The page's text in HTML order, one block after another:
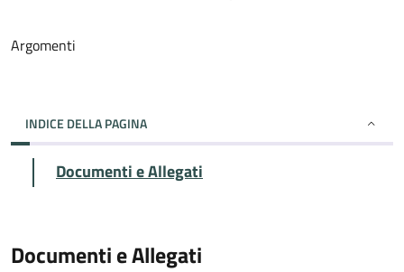
Argomenti
INDICE DELLA PAGINA
Documenti e Allegati
Documenti e Allegati